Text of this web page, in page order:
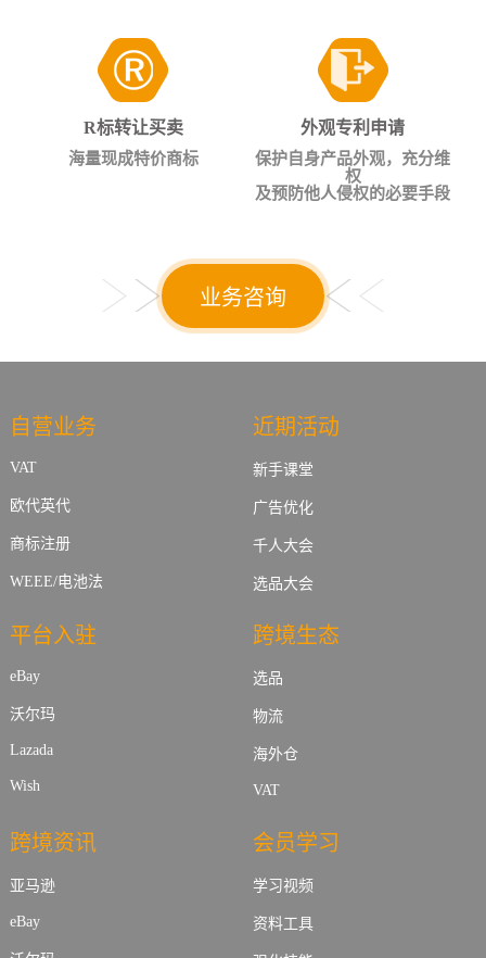
R标转让买卖
海量现成特价商标
外观专利申请
保护自身产品外观，充分维
权
及预防他人侵权的必要手段
业务咨询
自营业务
VAT
欧代英代
商标注册
WEEE/电池法
近期活动
新手课堂
广告优化
千人大会
选品大会
平台入驻
eBay
沃尔玛
Lazada
Wish
跨境生态
选品
物流
海外仓
VAT
跨境资讯
亚马逊
eBay
会员学习
学习视频
资料工具